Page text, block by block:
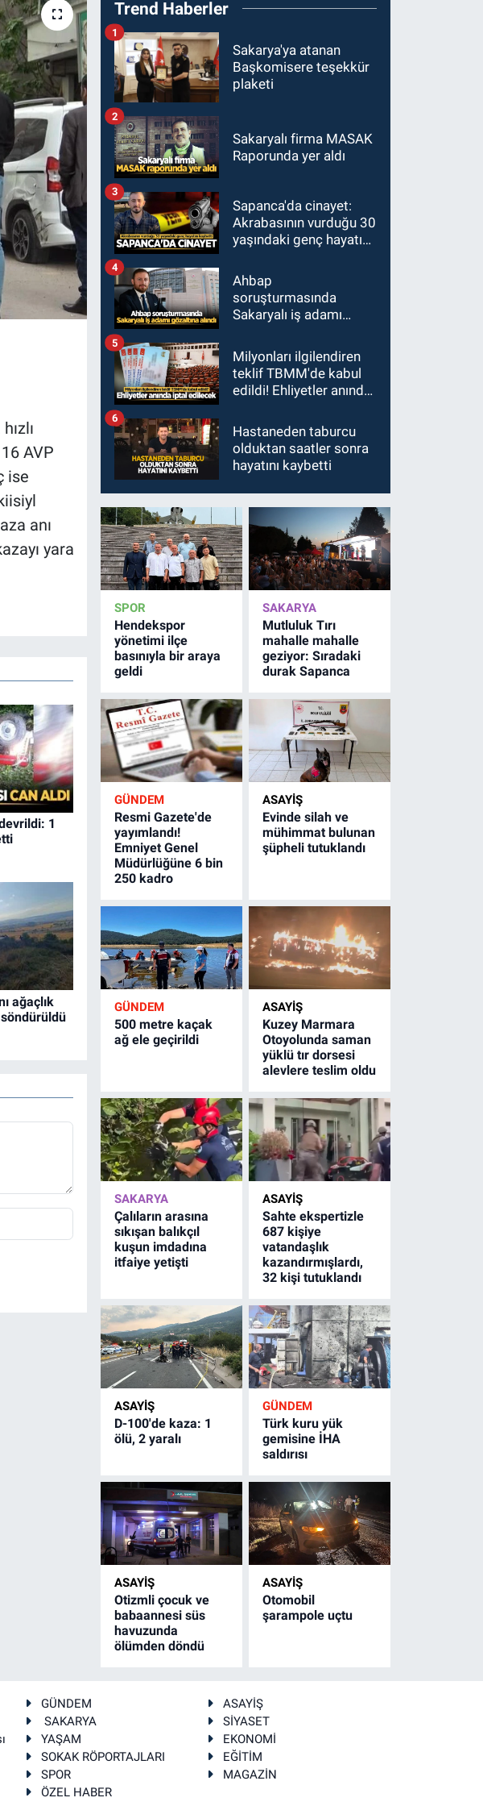
AVP
ise
anı
yara
1
ağaçlık
Trend Haberler
Sakarya'ya atanan
Başkomisere teşekkür
plaketi
1
Sakaryalı firma MASAK
Raporunda yer aldı
2
Sapanca'da cinayet:
Akrabasının vurduğu 30
yaşındaki genç hayatını
3
Ahbap
soruşturmasında
Sakaryalı iş adamı
4
Milyonları ilgilendiren
teklif TBMM'de kabul
edildi! Ehliyetler anında
5
Hastaneden taburcu
olduktan saatler sonra
hayatını kaybetti
6
SPOR
Hendekspor
yönetimi ilçe
basınıyla bir araya
geldi
SAKARYA
Mutluluk Tırı
mahalle mahalle
geziyor: Sıradaki
durak Sapanca
GÜNDEM
Resmi Gazete'de
yayımlandı!
Emniyet Genel
Müdürlüğüne 6 bin
250 kadro
ASAYİŞ
Evinde silah ve
mühimmat bulunan
şüpheli tutuklandı
GÜNDEM
500 metre kaçak
ağ ele geçirildi
ASAYİŞ
Kuzey Marmara
Otoyolunda saman
yüklü tır dorsesi
alevlere teslim oldu
SAKARYA
Çalıların arasına
sıkışan balıkçıl
kuşun imdadına
itfaiye yetişti
ASAYİŞ
Sahte ekspertizle
687 kişiye
vatandaşlık
kazandırmışlardı,
32 kişi tutuklandı
ASAYİŞ
D-100'de kaza: 1
ölü, 2 yaralı
GÜNDEM
Türk kuru yük
gemisine İHA
saldırısı
ASAYİŞ
Otizmli çocuk ve
babaannesi süs
havuzunda
ölümden döndü
ASAYİŞ
Otomobil
şarampole uçtu
GÜNDEM
ASAYİŞ
SAKARYA
SİYASET
YAŞAM
EKONOMİ
SOKAK RÖPORTAJLARI
EĞİTİM
SPOR
MAGAZİN
ÖZEL HABER